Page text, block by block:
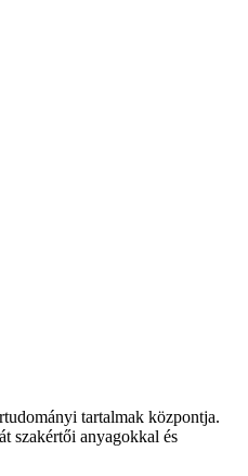
tartalmak központja.
szakértői anyagokkal és